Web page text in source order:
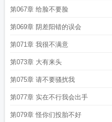
第067章 给脸不要脸
第069章 阴差阳错的误会
第071章 我很不满意
第073章 大有来头
第075章 请不要骚扰我
第077章 实在不行我会出手
第079章 怪你们投胎不好